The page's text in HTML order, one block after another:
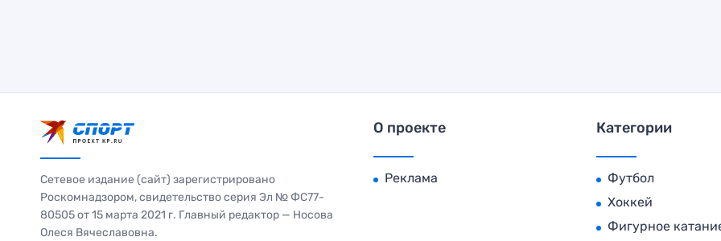
Сетевое издание (сайт) зарегистрировано
Роскомнадзором, свидетельство серия Эл № ФС77-
80505 от 15 марта 2021 г. Главный редактор — Носова
Олеся Вячеславовна.
О проекте
Реклама
Категории
Футбол
Хоккей
Фигурное